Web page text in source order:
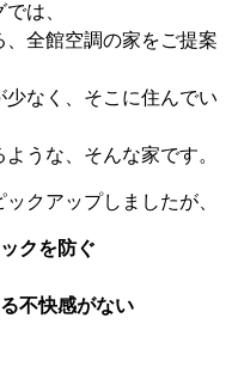
は、
全館空調の家をご提案
なく、そこに住んでい
うな、そんな家です。
クアップしましたが、
クを防ぐ
不快感がない